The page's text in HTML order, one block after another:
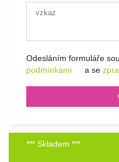
Odesláním formuláře
podmínkami
a se
*** Skladem ***